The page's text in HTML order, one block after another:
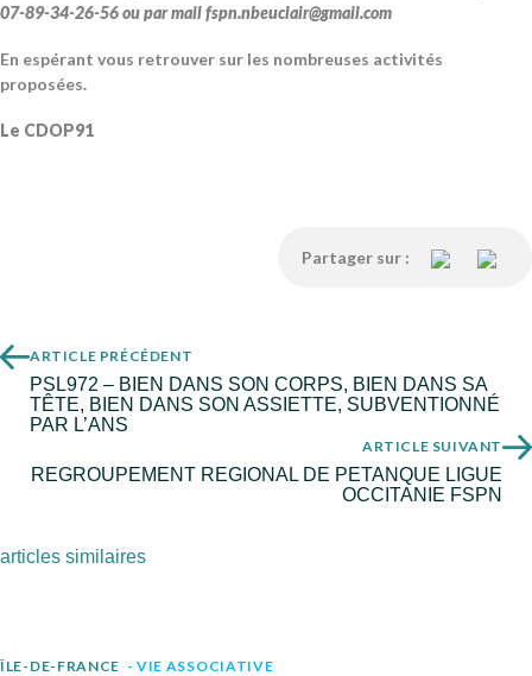
07-89-34-26-56 ou par mail fspn.nbeuclair@gmail.com
En espérant vous retrouver sur les nombreuses activités
proposées.
Le CDOP91
Partager sur :
ARTICLE PRÉCÉDENT
PSL972 – BIEN DANS SON CORPS, BIEN DANS SA
TÊTE, BIEN DANS SON ASSIETTE, SUBVENTIONNÉ
PAR L’ANS
ARTICLE SUIVANT
REGROUPEMENT REGIONAL DE PETANQUE LIGUE
OCCITANIE FSPN
articles similaires
ÎLE-DE-FRANCE - VIE ASSOCIATIVE